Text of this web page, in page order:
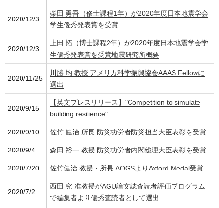
2020/12/3
柴田 勇吾（修士課程1年）が2020年度日本地震学会
学生優秀発表賞を受賞
2020/12/3
上田 拓（博士課程2年）が2020年度日本地震学会学
生優秀発表賞を受賞地震研究所概要
2020/11/25
川勝 均 教授 アメリカ科学振興協会AAAS Fellowに
選出
2020/9/15
【英文プレスリリース】"Competition to simulate
building resilience"
2020/9/10 佐竹 健治 所長 防災功労者防災担当大臣表彰を受賞
2020/9/4 森田 裕一 教授 防災功労者内閣総理大臣表彰を受賞
2020/7/20 佐竹健治 教授・所長 AOGSよりAxford Medal受賞
2020/7/2
西田 究 准教授がAGU論文誌査読者評価プログラム
で編集者より優秀査読者として選出